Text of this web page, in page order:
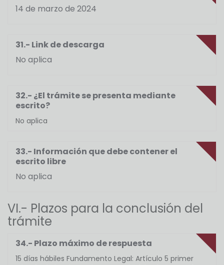
14 de marzo de 2024
31.- Link de descarga
No aplica
32.- ¿El trámite se presenta mediante
escrito?
No aplica
33.- Información que debe contener el
escrito libre
No aplica
VI.- Plazos para la conclusión del
trámite
34.- Plazo máximo de respuesta
15 días hábiles Fundamento Legal: Artículo 5 primer